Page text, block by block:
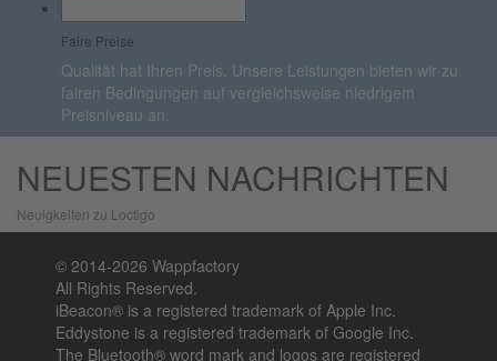
Faire Preise
Qualität hat Ihren Preis. Unsere Leistungen bieten wir zu
fairen Bedingungen auf vergleichsweise niedrigem
Preisniveau an.
NEUESTEN NACHRICHTEN
Neuigkeiten zu Loctigo
© 2014-2026 Wappfactory
All Rights Reserved.
iBeacon® is a registered trademark of Apple Inc.
Eddystone is a registered trademark of Google Inc.
The Bluetooth® word mark and logos are registered